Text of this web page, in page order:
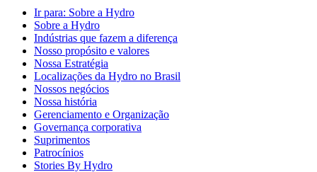
Ir para: Sobre a Hydro
Sobre a Hydro
Indústrias que fazem a diferença
Nosso propósito e valores
Nossa Estratégia
Localizações da Hydro no Brasil
Nossos negócios
Nossa história
Gerenciamento e Organização
Governança corporativa
Suprimentos
Patrocínios
Stories By Hydro